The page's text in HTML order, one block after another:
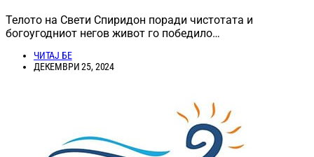
Телото на Свети Спиридон поради чистотата и
богоугодниот негов живот го победило…
ЧИТАЈ БЕ
ДЕКЕМВРИ 25, 2024